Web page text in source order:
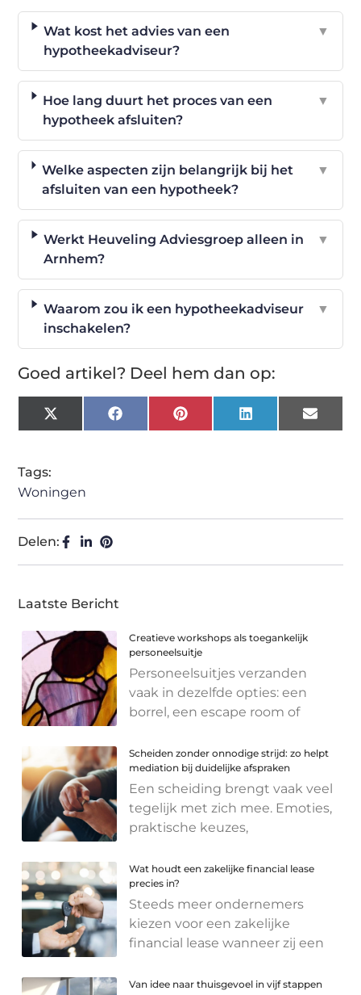
Wat kost het advies van een
hypotheekadviseur?
▼
Hoe lang duurt het proces van een
hypotheek afsluiten?
▼
Welke aspecten zijn belangrijk bij het
afsluiten van een hypotheek?
▼
Werkt Heuveling Adviesgroep alleen in
Arnhem?
▼
Waarom zou ik een hypotheekadviseur
inschakelen?
▼
Goed artikel? Deel hem dan op:
X
(Twitter)
FacebookPinterest LinkedIn Email
Tags:
Woningen
Delen:
Laatste Bericht
Creatieve workshops als toegankelijk
personeelsuitje
Personeelsuitjes verzanden
vaak in dezelfde opties: een
borrel, een escape room of
Scheiden zonder onnodige strijd: zo helpt
mediation bij duidelijke afspraken
Een scheiding brengt vaak veel
tegelijk met zich mee. Emoties,
praktische keuzes,
Wat houdt een zakelijke financial lease
precies in?
Steeds meer ondernemers
kiezen voor een zakelijke
financial lease wanneer zij een
Van idee naar thuisgevoel in vijf stappen